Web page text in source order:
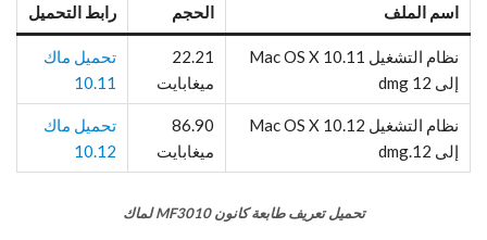
اسم الملف الحجم رابط التحميل
نظام التشغيل Mac OS X 10.11
إلى 12 dmg
22.21
ميغابايت
تحميل ماك
10.11
نظام التشغيل Mac OS X 10.12
إلى 12.dmg
86.90
ميغابايت
تحميل ماك
10.12
تحميل تعريف طابعة كانون MF3010 لماك